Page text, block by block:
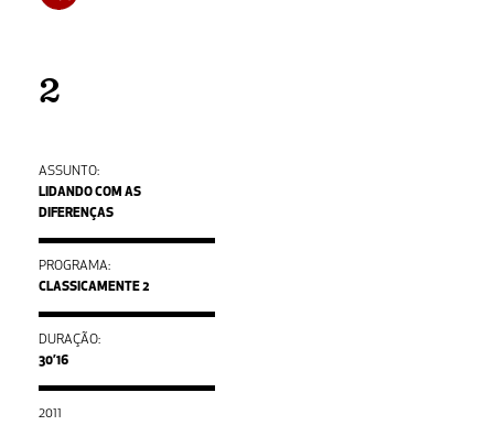
2
ASSUNTO:
LIDANDO COM AS
DIFERENÇAS
PROGRAMA:
CLASSICAMENTE 2
DURAÇÃO:
30’16
2011